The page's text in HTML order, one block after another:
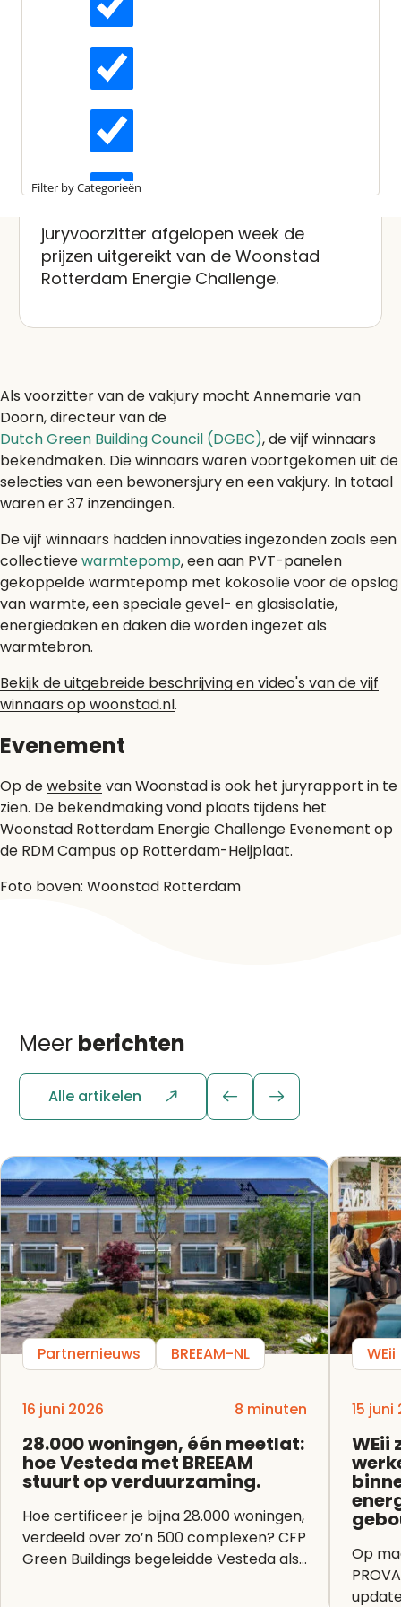
Longreads
Filter by Categorieën
Laatst bewerkt:
1 minuut
DGBC-directeur Annemarie
van Doorn reikt
Rotterdamse
innovatieprijzen uit
juryvoorzitter afgelopen week de
prijzen uitgereikt van de Woonstad
Rotterdam Energie Challenge.
Als voorzitter van de vakjury mocht Annemarie van
Doorn, directeur van de
Dutch Green Building Council (DGBC), de vijf winnaars
bekendmaken. Die winnaars waren voortgekomen uit de
selecties van een bewonersjury en een vakjury. In totaal
waren er 37 inzendingen.
De vijf winnaars hadden innovaties ingezonden zoals een
collectievewarmtepomp, een aan PVT-panelen
gekoppelde warmtepomp met kokosolie voor de opslag
van warmte, een speciale gevel- en glasisolatie,
energiedaken en daken die worden ingezet als
warmtebron.
Bekijk de uitgebreide beschrijving en video's van de vijf
winnaars op woonstad.nl.
Evenement
Op dewebsitevan Woonstad is ook het juryrapport in te
zien. De bekendmaking vond plaats tijdens het
Woonstad Rotterdam Energie Challenge Evenement op
de RDM Campus op Rotterdam-Heijplaat.
Foto boven: Woonstad Rotterdam
Meer berichten
Alle artikelen
Partnernieuws BREEAM-NL
16 juni 2026 8 minuten
28.000 woningen, één meetlat:
hoe Vesteda met BREEAM
stuurt op verduurzaming.
Hoe certificeer je bijna 28.000 woningen,
verdeeld over zo’n 500 complexen? CFP
Green Buildings begeleidde Vesteda als
WEii
15 juni
WEii
Op